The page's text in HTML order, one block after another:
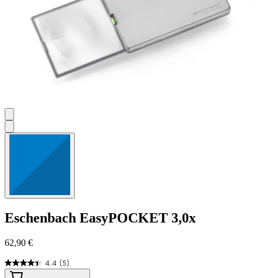
Eschenbach EasyPOCKET 3,0x
62,90 €
4.4 (5)
4.4